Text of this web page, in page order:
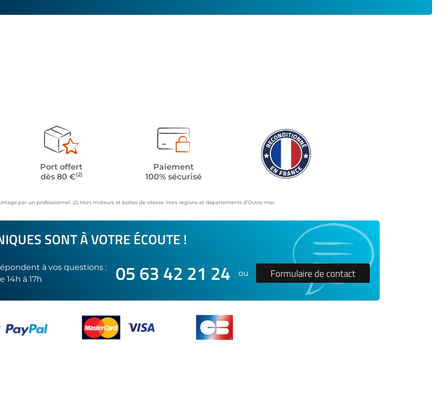
Port offert
dès 80 €(2)
Paiement
100% sécurisé
par un professionnel. (2) Hors moteurs et boîtes de vitesse. Hors régions et départements d’Outre-mer.
SONT À VOTRE ÉCOUTE !
à vos questions :
14h à 17h
05 63 42 21 24 ou Formulaire de contact